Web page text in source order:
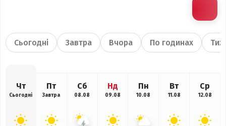
Сьогодні Завтра Вчора По годинах
Чт
Сьогодні
Пт
Завтра
Сб
08.08
Нд
09.08
Пн
10.08
Вт
11.08
Ср
12.08